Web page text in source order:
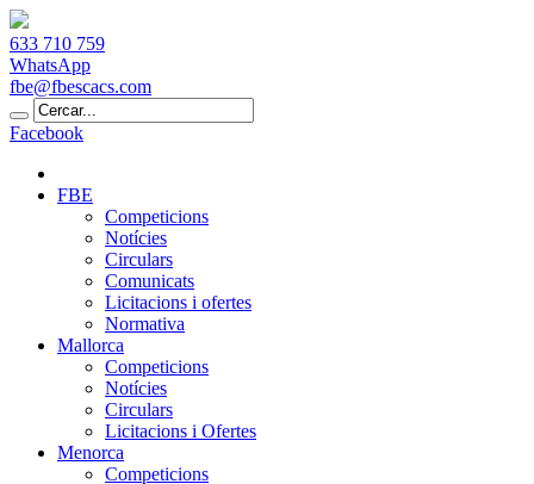
633 710 759
WhatsApp
fbe@fbescacs.com
Facebook
FBE
Competicions
Notícies
Circulars
Comunicats
Licitacions i ofertes
Normativa
Mallorca
Competicions
Notícies
Circulars
Licitacions i Ofertes
Menorca
Competicions